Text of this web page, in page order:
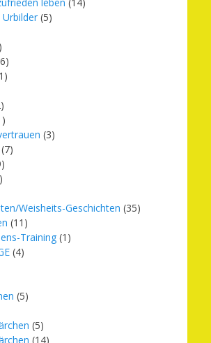
leben (14)
(5)
(3)
(7)
Weisheits-Geschichten (35)
(11)
Training (1)
(4)
(5)
(5)
(14)